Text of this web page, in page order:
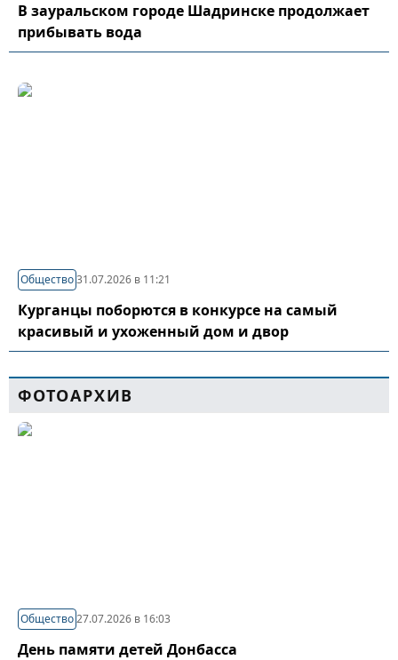
В зауральском городе Шадринске продолжает
прибывать вода
Общество31.07.2026 в 11:21
Курганцы поборются в конкурсе на самый
красивый и ухоженный дом и двор
ФОТОАРХИВ
Общество27.07.2026 в 16:03
День памяти детей Донбасса